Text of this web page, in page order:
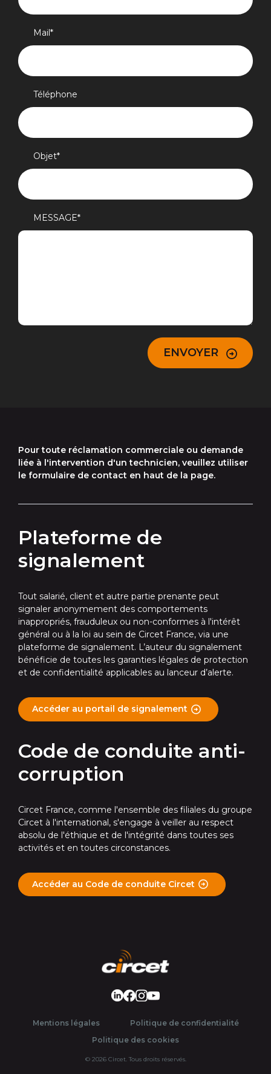
Mail *
Téléphone
Objet*
MESSAGE*
ENVOYER
Pour toute réclamation commerciale ou demande
liée à l'intervention d'un technicien, veuillez utiliser
le formulaire de contact en haut de la page.
Plateforme de
signalement
Tout salarié, client et autre partie prenante peut
signaler anonymement des comportements
inappropriés, frauduleux ou non-conformes à l'intérêt
général ou à la loi au sein de Circet France, via une
plateforme de signalement. L’auteur du signalement
bénéficie de toutes les garanties légales de protection
et de confidentialité applicables au lanceur d’alerte.
Accéder au portail de signalement
Code de conduite anti-
corruption
Circet France, comme l'ensemble des filiales du groupe
Circet à l'international, s'engage à veiller au respect
absolu de l'éthique et de l'intégrité dans toutes ses
activités et en toutes circonstances.
Accéder au Code de conduite Circet
LinkedIn
Facebook
Instagram
Youtube
Mentions légales
Politique de confidentialité
Politique des cookies
© 2026 Circet. Tous droits réservés.